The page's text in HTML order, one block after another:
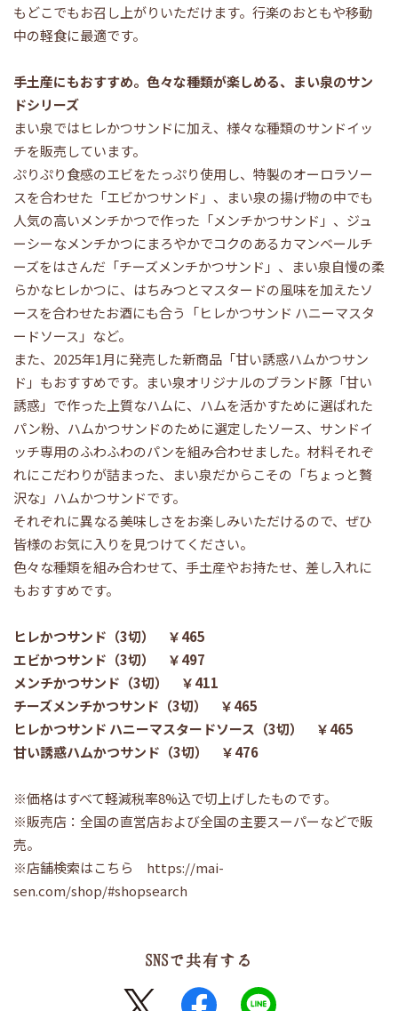
もどこでもお召し上がりいただけます。行楽のおともや移動
中の軽食に最適です。
手土産にもおすすめ。色々な種類が楽しめる、まい泉のサン
ドシリーズ
まい泉ではヒレかつサンドに加え、様々な種類のサンドイッ
チを販売しています。
ぷりぷり食感のエビをたっぷり使用し、特製のオーロラソー
スを合わせた「エビかつサンド」、まい泉の揚げ物の中でも
人気の高いメンチかつで作った「メンチかつサンド」、ジュ
ーシーなメンチかつにまろやかでコクのあるカマンベールチ
ーズをはさんだ「チーズメンチかつサンド」、まい泉自慢の柔
らかなヒレかつに、はちみつとマスタードの風味を加えたソ
ースを合わせたお酒にも合う「ヒレかつサンド ハニーマスタ
ードソース」など。
また、2025年1月に発売した新商品「甘い誘惑ハムかつサン
ド」もおすすめです。まい泉オリジナルのブランド豚「甘い
誘惑」で作った上質なハムに、ハムを活かすために選ばれた
パン粉、ハムかつサンドのために選定したソース、サンドイ
ッチ専用のふわふわのパンを組み合わせました。材料それぞ
れにこだわりが詰まった、まい泉だからこその「ちょっと贅
沢な」ハムかつサンドです。
それぞれに異なる美味しさをお楽しみいただけるので、ぜひ
皆様のお気に入りを見つけてください。
色々な種類を組み合わせて、手土産やお持たせ、差し入れに
もおすすめです。
ヒレかつサンド（3切） ￥465
エビかつサンド（3切） ￥497
メンチかつサンド（3切） ￥411
チーズメンチかつサンド（3切） ￥465
ヒレかつサンド ハニーマスタードソース（3切） ￥465
甘い誘惑ハムかつサンド（3切） ￥476
※価格はすべて軽減税率8%込で切上げしたものです。
※販売店：全国の直営店および全国の主要スーパーなどで販
売。
※店舗検索はこちら https://mai-
sen.com/shop/#shopsearch
SNSで共有する
FaceBook